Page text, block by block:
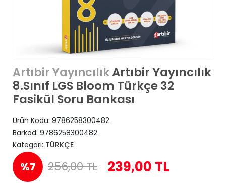
Artıbir YayıncılıkArtıbir Yayıncılık
8.Sınıf LGS Bloom Türkçe 32
Fasikül Soru Bankası
Ürün Kodu: 9786258300482
Barkod: 9786258300482
Kategori: TÜRKÇE
%7 256,00 TL 239,00 TL